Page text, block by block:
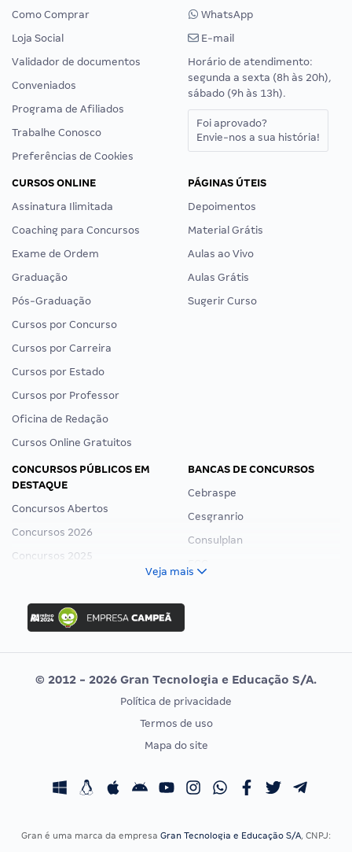
Como Comprar
Loja Social
Validador de documentos
Conveniados
Programa de Afiliados
Trabalhe Conosco
Preferências de Cookies
WhatsApp
E-mail
Horário de atendimento:
segunda a sexta (8h às 20h),
sábado (9h às 13h).
Foi aprovado?
Envie-nos a sua história!
CURSOS ONLINE
Assinatura Ilimitada
Coaching para Concursos
Exame de Ordem
Graduação
Pós-Graduação
Cursos por Concurso
Cursos por Carreira
Cursos por Estado
Cursos por Professor
Oficina de Redação
Cursos Online Gratuitos
PÁGINAS ÚTEIS
Depoimentos
Material Grátis
Aulas ao Vivo
Aulas Grátis
Sugerir Curso
CONCURSOS PÚBLICOS EM
DESTAQUE
Concursos Abertos
Concursos 2026
Concursos 2025
Concurso Ibama
Concurso MPU
Editais publicados
BANCAS DE CONCURSOS
Cebraspe
Cesgranrio
Consulplan
Vunesp
CONCURSOS POR PROFISSÃO
Concursos Fiscais
EXAME DE ORDEM
Calendário OAB
Veja mais
© 2012 - 2026 Gran Tecnologia e Educação S/A.
Política de privacidade
Termos de uso
Mapa do site
Gran é uma marca da empresa Gran Tecnologia e Educação S/A, CNPJ: